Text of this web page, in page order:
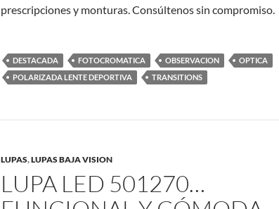
prescripciones y monturas. Consúltenos sin compromiso.
DESTACADA FOTOCROMATICA OBSERVACION
OPTICA
POLARIZADA LENTE DEPORTIVA
TRANSITIONS
LUPAS,LUPAS BAJA VISION
LUPA LED 501270…